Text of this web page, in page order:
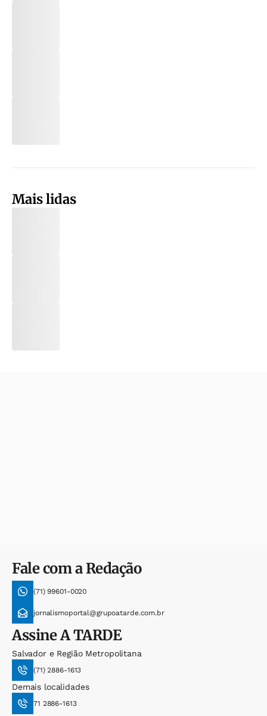
Mais lidas
Fale com a Redação
(71) 99601-0020
jornalismoportal@grupoatarde.com.br
AssineA TARDE
Salvador e Região Metropolitana
(71) 2886-1613
Demais localidades
71 2886-1613